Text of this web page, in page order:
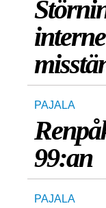
PAJALA
99:an
PAJALA